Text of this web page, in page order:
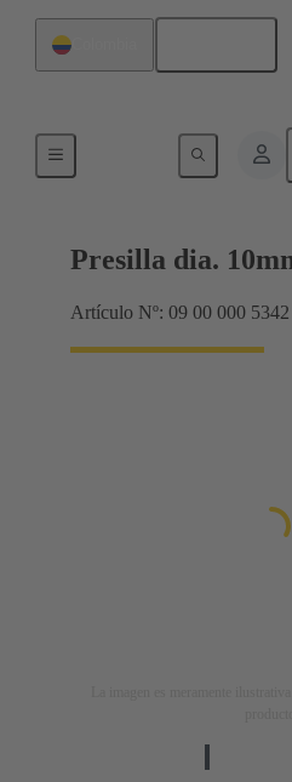
Bastidor de blindaje,
Presilla dia.
Artículo Nº: 09 00 000 5342